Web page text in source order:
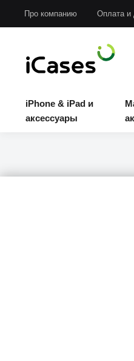
Про компанию Оплата и
iPhone & iPad и
аксессуары